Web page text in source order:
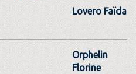
Lovero Faïda
Orphelin
Florine